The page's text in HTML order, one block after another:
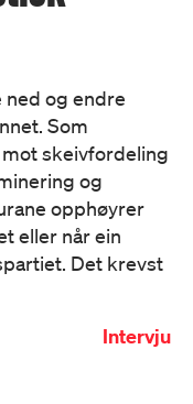
ned og endre
Som
skeivfordeling
og
opphøyrer
eller når ein
Det krevst
Intervju